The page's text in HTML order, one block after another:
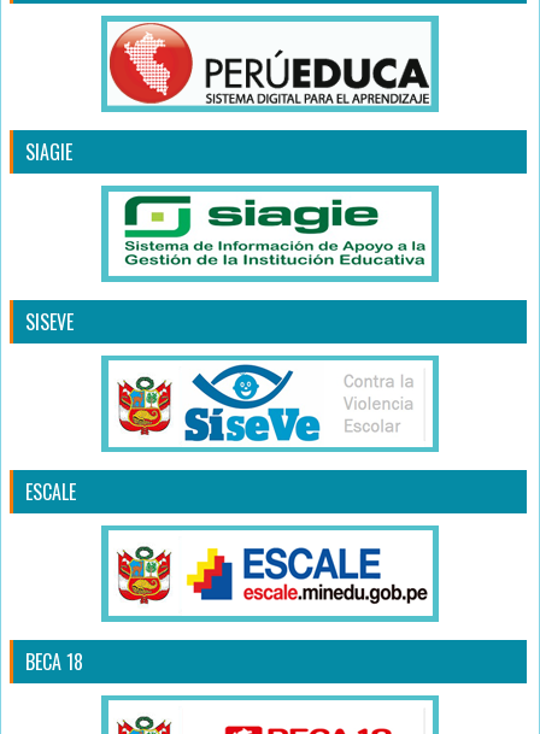
SIAGIE
SISEVE
ESCALE
BECA 18